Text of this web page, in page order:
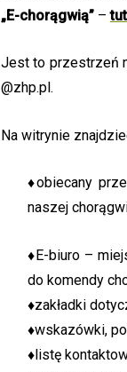
„E-chorągwią”–
Jest to przestrzeń
@zhp.pl.
Na witrynie
♦obiecany
naszej
♦E-biuro –
do komendy
♦zakładki
♦wskazówki,
♦listę